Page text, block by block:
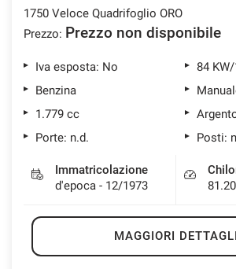
1750 Veloce Quadrifoglio ORO
Prezzo: Prezzo non disponibile
Iva esposta: No
84
Benzina
1.779 cc
Porte: n.d.
Posti:
Immatricolazione
d'epoca - 12/1973
MAGGIORI DETTAGLI